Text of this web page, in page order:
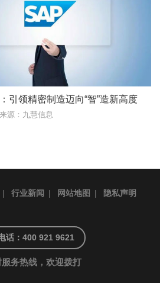
引领精密制造迈向“智”造新高度
来源：九慧信息
| 行业新闻 | 网站地图 | 隐私声明
话：400 921 9621
务热线，欢迎拨打